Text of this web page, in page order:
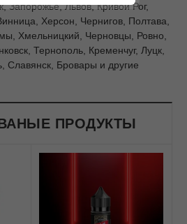
Запорожье, Львов, Кривой Рог,
Херсон, Чернигов, Полтава,
Хмельницкий, Черновцы, Ровно,
Тернополь, Кременчуг, Луцк,
Славянск, Бровары и другие
ПРОДУКТЫ